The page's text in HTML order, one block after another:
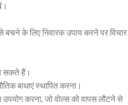
के लिए निवारक उपाय करने पर विचार
सकते हैं।
बाधाएं स्थापित करना।
करना, जो वोल्स को वापस लौटने से